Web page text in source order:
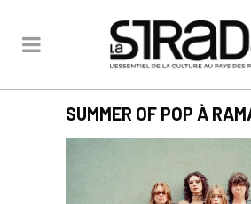
SUMMER OF POP À